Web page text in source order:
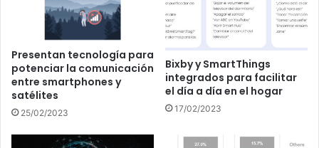
Presentan tecnología para
potenciar la comunicación
entre smartphones y
satélites
25/02/2023
Bixby y SmartThings
integrados para facilitar
el día a día en el hogar
17/02/2023